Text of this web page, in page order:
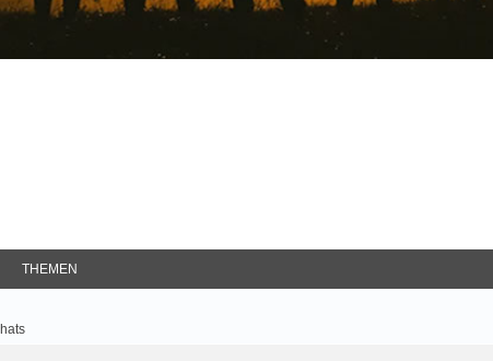
THEMEN